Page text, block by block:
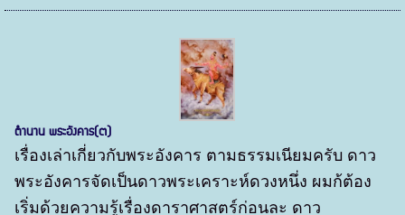
ตำนาน พระอังคาร(๓)
เรื่องเล่าเกี่ยวกับพระอังคาร ตามธรรมเนียมครับ ดาว
พระอังคารจัดเป็นดาวพระเคราะห์ดวงหนึ่ง ผมก้ต้อง
เริ่มด้วยความรู้เรื่องดาราศาสตร์ก่อนละ ดาว